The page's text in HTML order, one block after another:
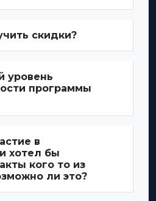
скидки?
уровень
программы
в
хотел бы
кого то из
ли это?